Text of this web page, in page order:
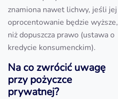
znamiona nawet lichwy, jeśli jej
oprocentowanie będzie wyższe,
niż dopuszcza prawo (ustawa o
kredycie konsumenckim).
Na co zwrócić uwagę
przy pożyczce
prywatnej?